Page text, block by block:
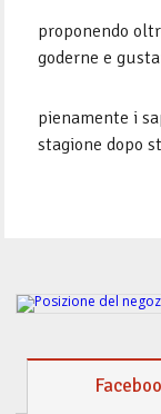
proponendo
goderne e
pienamente i
stagione dopo